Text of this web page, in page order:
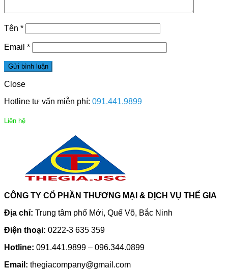
Tên *
Email *
Close
Hotline tư vấn miễn phí: 091.441.9899
Liên hệ
CÔNG TY CỔ PHẦN THƯƠNG MẠI & DỊCH VỤ THẾ GIA
Địa chỉ: Trung tâm phố Mới, Quế Võ, Bắc Ninh
Điện thoại: 0222-3 635 359
Hotline: 091.441.9899 – 096.344.0899
Email: thegiacompany@gmail.com